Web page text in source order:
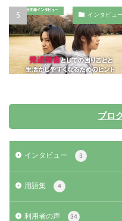
インタビュー
ブロ
インタビュー 3
用語集 4
利用者の声 34